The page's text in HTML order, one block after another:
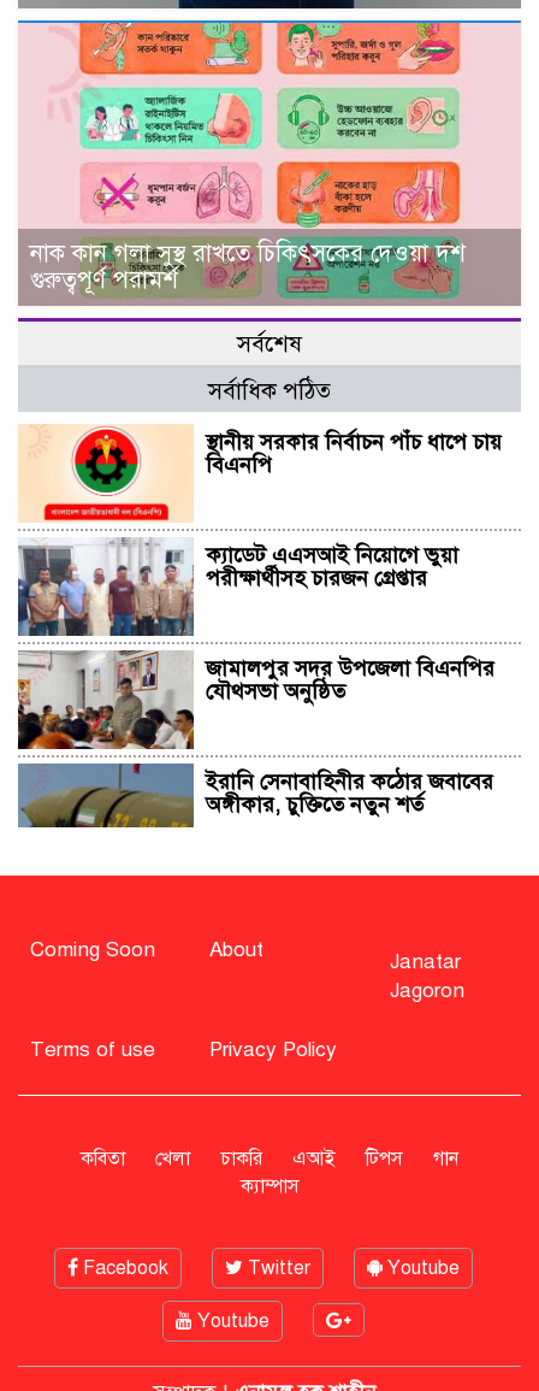
নাক কান গলা সুস্থ রাখতে চিকিৎসকের দেওয়া দশ
গুরুত্বপূর্ণ পরামর্শ
সর্বশেষ
সর্বাধিক পঠিত
স্থানীয় সরকার নির্বাচন পাঁচ ধাপে চায়
বিএনপি
ক্যাডেট এএসআই নিয়োগে ভুয়া
পরীক্ষার্থীসহ চারজন গ্রেপ্তার
জামালপুর সদর উপজেলা বিএনপির
যৌথসভা অনুষ্ঠিত
ইরানি সেনাবাহিনীর কঠোর জবাবের
অঙ্গীকার, চুক্তিতে নতুন শর্ত
বিএনপি নিয়ে জামায়াতের মন্তব্যে
এনসিপি
সাহাবুদ্দিন
মশার কয়েল জ্বালাতে বিস্ফোরণে দগ্ধ
পোশাকশ্রমিক দম্পতি
Coming Soon About
Janatar
Jagoron
Terms of use Privacy Policy
কবিতা খেলা চাকরি এআই টিপস
গান
ক্যাম্পাস
Facebook Twitter Youtube
Youtube